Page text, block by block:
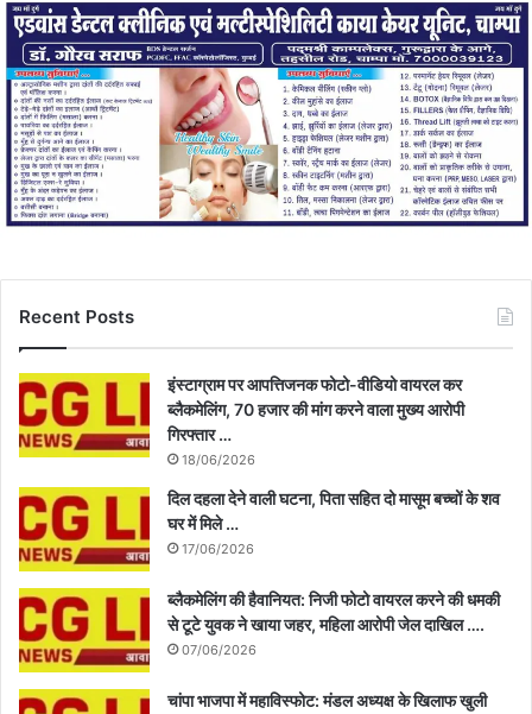
Recent Posts
इंस्टाग्राम पर आपत्तिजनक फोटो-वीडियो वायरल कर
ब्लैकमेलिंग, 70 हजार की मांग करने वाला मुख्य आरोपी
गिरफ्तार …
18/06/2026
दिल दहला देने वाली घटना, पिता सहित दो मासूम बच्चों के शव
घर में मिले …
17/06/2026
ब्लैकमेलिंग की हैवानियत: निजी फोटो वायरल करने की धमकी
से टूटे युवक ने खाया जहर, महिला आरोपी जेल दाखिल ….
07/06/2026
चांपा भाजपा में महाविस्फोट: मंडल अध्यक्ष के खिलाफ खुली